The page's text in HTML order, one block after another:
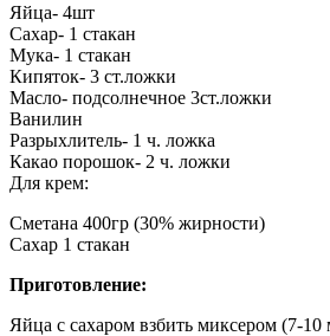
Яйца- 4шт
Сахар- 1 стакан
Мука- 1 стакан
Кипяток- 3 ст.ложки
Масло- подсолнечное 3ст.ложки
Ванилин
Разрыхлитель- 1 ч. ложка
Какао порошок- 2 ч. ложки
Для крем:
Сметана 400гр (30% жирности)
Сахар 1 стакан
Приготовление:
Яйца с сахаром взбить миксером (7-10